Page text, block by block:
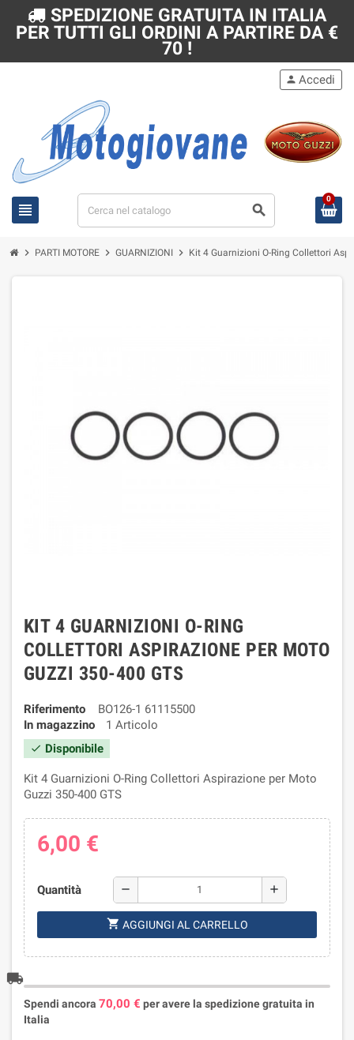
SPEDIZIONE GRATUITA IN ITALIA
PER TUTTI GLI ORDINI A PARTIRE DA €
70 !
view_headline search
person Accedi
0
chevron_right PARTI MOTORE chevron_right GUARNIZIONI chevron_right Kit 4 Guarnizioni O-Ring Collettori
KIT 4 GUARNIZIONI O-RING
COLLETTORI ASPIRAZIONE PER MOTO
GUZZI 350-400 GTS
Riferimento
BO126-1 61115500
In magazzino
1 Articolo
check Disponibile
Kit 4 Guarnizioni O-Ring Collettori Aspirazione per Moto
Guzzi 350-400 GTS
6,00 €
Quantità remove add
shopping_cart AGGIUNGI AL CARRELLO
local_shipping
Spendi ancora 70,00 € per avere la spedizione gratuita in
Italia